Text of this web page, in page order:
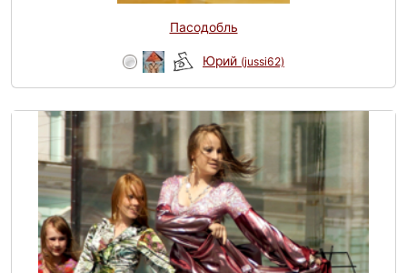
Пасодобль
Юрий (jussi62)